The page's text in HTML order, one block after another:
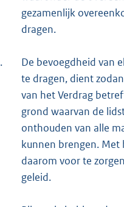
gezamenlijk
dragen.
De bevoegdheid van
te dragen, dient
van het Verdrag
grond waarvan de
onthouden van alle
kunnen brengen. Met
daarom voor te
geleid.